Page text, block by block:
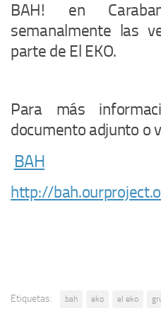
BAH! en
semanalmente las
parte de El EKO.
Para más
documento adjunto o
BAH
http://
Etiquetas: bah eko el eko